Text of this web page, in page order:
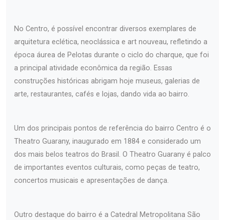
No Centro, é possível encontrar diversos exemplares de
arquitetura eclética, neoclássica e art nouveau, refletindo a
época áurea de Pelotas durante o ciclo do charque, que foi
a principal atividade econômica da região. Essas
construções históricas abrigam hoje museus, galerias de
arte, restaurantes, cafés e lojas, dando vida ao bairro.
Um dos principais pontos de referência do bairro Centro é o
Theatro Guarany, inaugurado em 1884 e considerado um
dos mais belos teatros do Brasil. O Theatro Guarany é palco
de importantes eventos culturais, como peças de teatro,
concertos musicais e apresentações de dança.
Outro destaque do bairro é a Catedral Metropolitana São